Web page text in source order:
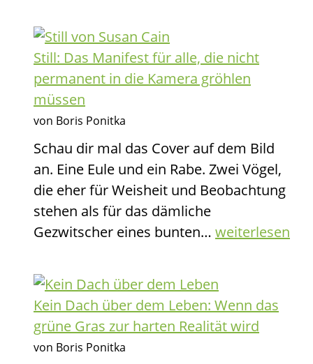
mehr
als
du
die
graue
Masse
zur
Blackbox
Still: Das Manifest für alle, die nicht
permanent in die Kamera gröhlen
müssen
von Boris Ponitka
Schau dir mal das Cover auf dem Bild
an. Eine Eule und ein Rabe. Zwei Vögel,
die eher für Weisheit und Beobachtung
stehen als für das dämliche
Gezwitscher eines bunten… Still:
für
alle,
die
weiterlesen
Kein Dach über dem Leben: Wenn das
grüne Gras zur harten Realität wird
von Boris Ponitka